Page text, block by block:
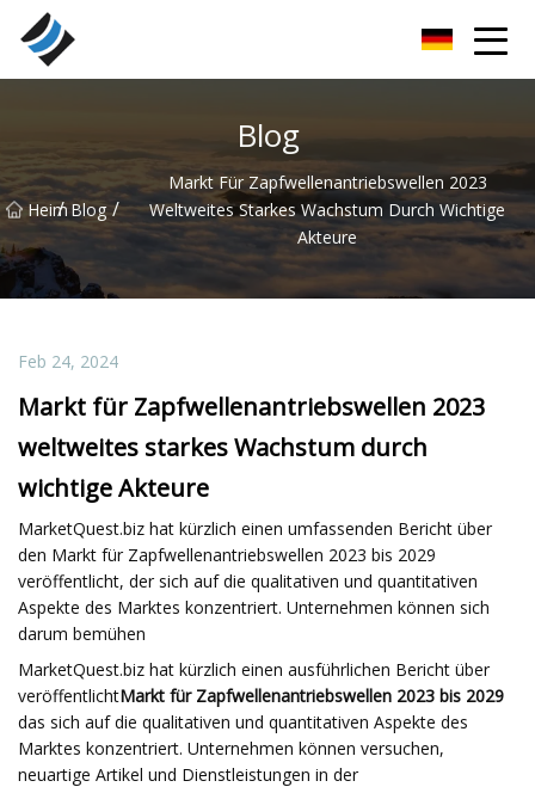
Blog
Heim
/ Blog /
Markt Für Zapfwellenantriebswellen 2023
Weltweites Starkes Wachstum Durch Wichtige
Akteure
Feb 24, 2024
Markt für Zapfwellenantriebswellen 2023
weltweites starkes Wachstum durch
wichtige Akteure
MarketQuest.biz hat kürzlich einen umfassenden Bericht über
den Markt für Zapfwellenantriebswellen 2023 bis 2029
veröffentlicht, der sich auf die qualitativen und quantitativen
Aspekte des Marktes konzentriert. Unternehmen können sich
darum bemühen
MarketQuest.biz hat kürzlich einen ausführlichen Bericht über
veröffentlichtMarkt für Zapfwellenantriebswellen 2023 bis 2029
das sich auf die qualitativen und quantitativen Aspekte des
Marktes konzentriert. Unternehmen können versuchen,
neuartige Artikel und Dienstleistungen in der